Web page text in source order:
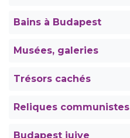
Bains à Budapest
Musées, galeries
Trésors cachés
Reliques communistes
Budapest juive